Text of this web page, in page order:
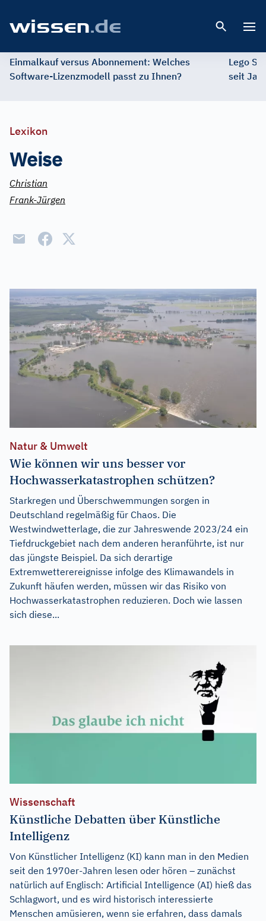
Einmalkauf versus Abonnement: Welches
Software-Lizenzmodell passt zu Ihnen?
Lego
seit
Lexikon
Weise
Christian
Frank-Jürgen
Natur & Umwelt
Wie können wir uns besser vor
Hochwasserkatastrophen schützen?
Starkregen und Überschwemmungen sorgen in
Deutschland regelmäßig für Chaos. Die
Westwindwetterlage, die zur Jahreswende 2023/24 ein
Tiefdruckgebiet nach dem anderen heranführte, ist nur
das jüngste Beispiel. Da sich derartige
Extremwetterereignisse infolge des Klimawandels in
Zukunft häufen werden, müssen wir das Risiko von
Hochwasserkatastrophen reduzieren. Doch wie lassen
sich diese...
Wissenschaft
Künstliche Debatten über Künstliche
Intelligenz
Von Künstlicher Intelligenz (KI) kann man in den Medien
seit den 1970er-Jahren lesen oder hören – zunächst
natürlich auf Englisch: Artificial Intelligence (AI) hieß das
Schlagwort, und es wird historisch interessierte
Menschen amüsieren, wenn sie erfahren, dass damals